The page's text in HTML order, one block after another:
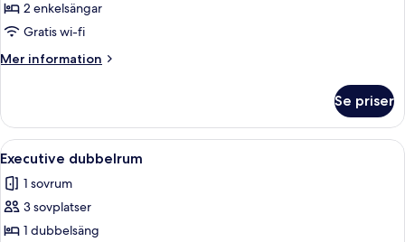
2
2 enkelsängar
Gratis wi-fi
Mer information
Mer
rum
2
Se priser
Öppna
alla
foton
för
Executive
Ett hotellrum med en stor säng, två
4
Executive dubbelrum
1 sovrum
3 sovplatser
1 dubbelsäng